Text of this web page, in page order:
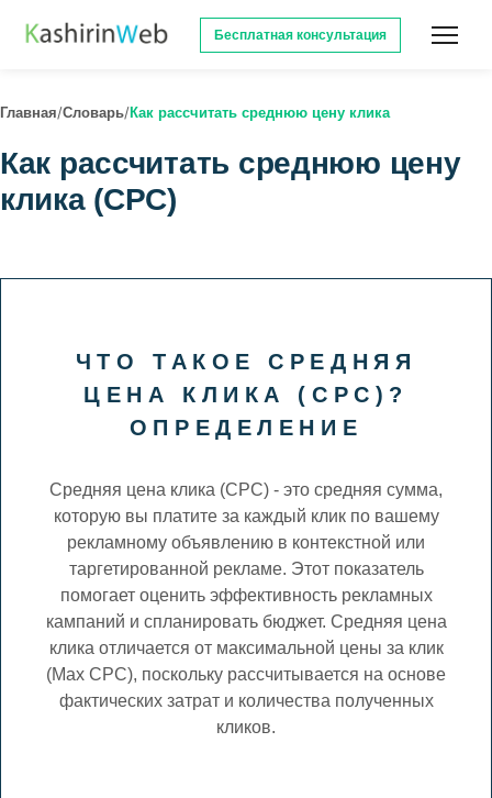
Бесплатная консультация
Главная/Словарь/Как рассчитать среднюю цену клика
Как рассчитать среднюю цену
клика (CPC)
ЧТО ТАКОЕ СРЕДНЯЯ
ЦЕНА КЛИКА (CPC)?
ОПРЕДЕЛЕНИЕ
Средняя цена клика (CPC) - это средняя сумма,
которую вы платите за каждый клик по вашему
рекламному объявлению в контекстной или
таргетированной рекламе. Этот показатель
помогает оценить эффективность рекламных
кампаний и спланировать бюджет. Средняя цена
клика отличается от максимальной цены за клик
(Max CPC), поскольку рассчитывается на основе
фактических затрат и количества полученных
кликов.